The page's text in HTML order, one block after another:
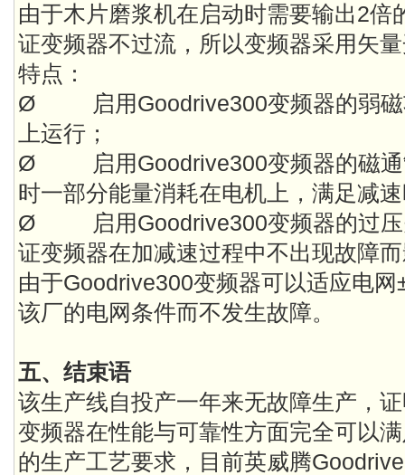
由于木片磨浆机在启动时需要输出2倍
证变频器不过流，所以变频器采用矢
特点：
Ø 启用Goodrive300变频器的弱磁
上运行；
Ø 启用Goodrive300变频器的磁通
时一部分能量消耗在电机上，满足减
Ø 启用Goodrive300变频器的过压
证变频器在加减速过程中不出现故障
由于Goodrive300变频器可以适应电
该厂的电网条件而不发生故障。
五、结束语
该生产线自投产一年来无故障生产，
变频器在性能与可靠性方面完全可以
的生产工艺要求，目前英威腾